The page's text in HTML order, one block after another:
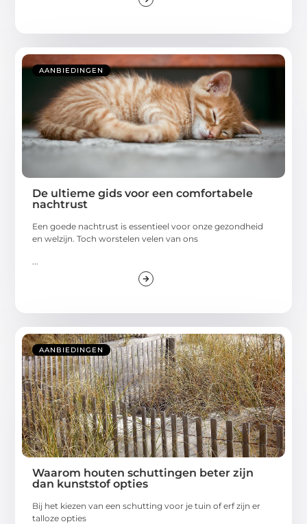
AANBIEDINGEN
De ultieme gids voor een comfortabele
nachtrust
Een goede nachtrust is essentieel voor onze gezondheid
en welzijn. Toch worstelen velen van ons
AANBIEDINGEN
Waarom houten schuttingen beter zijn
dan kunststof opties
Bij het kiezen van een schutting voor je tuin of erf zijn er
talloze opties